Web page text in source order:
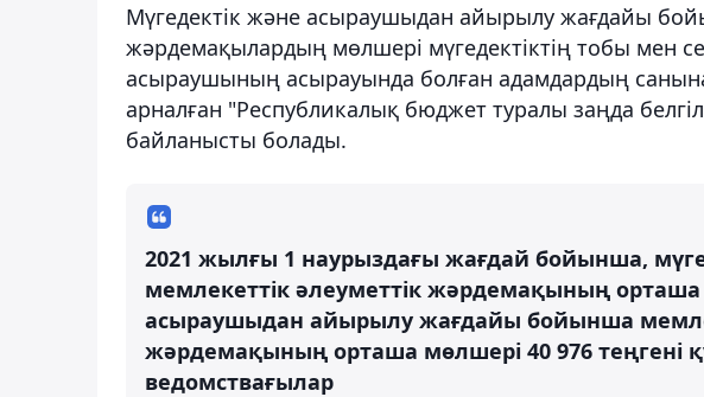
Мүгедектік және асыраушыдан айырылу жағдайы
жәрдемақылардың мөлшері мүгедектіктің тобы мен
асыраушының асырауында болған адамдардың
арналған "Республикалық бюджет туралы заңда
байланысты болады.
2021 жылғы 1 наурыздағы жағдай бойынша,
мемлекеттік әлеуметтік жәрдемақының орташа
асыраушыдан айырылу жағдайы бойынша
жәрдемақының орташа мөлшері 40 976 теңгені
ведомствағылар